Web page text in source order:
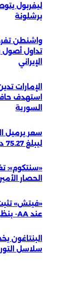
ليفربول
برشلونة
واشنطن
تداول أصول
الإيراني
الإمارات
استهدف
السورية
ليبلغ 75.27 دولاراً
الحصار
«فيتش»
عند AA- بنظرة مستقبلية مستقرة
البنتاغون
سلاسل